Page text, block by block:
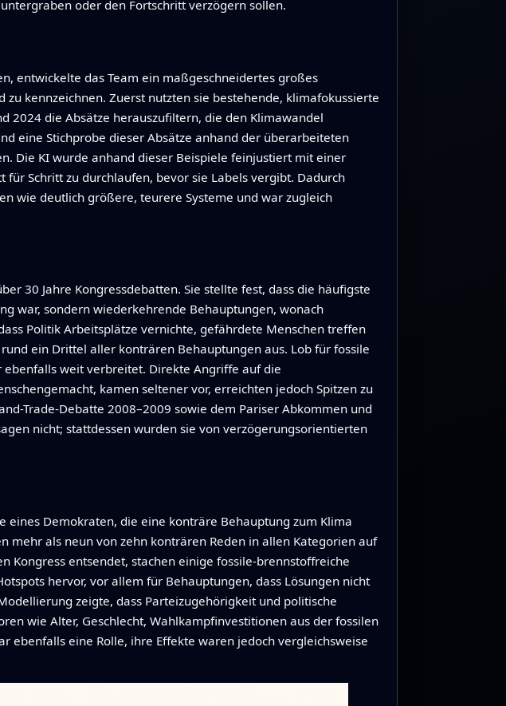
oder den Fortschritt verzögern sollen.
entwickelte das Team ein maßgeschneidertes großes
kennzeichnen. Zuerst nutzten sie bestehende, klimafokussierte
2024 die Absätze herauszufiltern, die den Klimawandel
eine Stichprobe dieser Absätze anhand der überarbeiteten
Die KI wurde anhand dieser Beispiele feinjustiert mit einer
Schritt zu durchlaufen, bevor sie Labels vergibt. Dadurch
wie deutlich größere, teurere Systeme und war zugleich
30 Jahre Kongressdebatten. Sie stellte fest, dass die häufigste
war, sondern wiederkehrende Behauptungen, wonach
Politik Arbeitsplätze vernichte, gefährdete Menschen treffen
ein Drittel aller konträren Behauptungen aus. Lob für fossile
weit verbreitet. Direkte Angriffe auf die
kamen seltener vor, erreichten jedoch Spitzen zu
Trade-Debatte 2008–2009 sowie dem Pariser Abkommen und
nicht; stattdessen wurden sie von verzögerungsorientierten
eines Demokraten, die eine konträre Behauptung zum Klima
mehr als neun von zehn konträren Reden in allen Kategorien auf
Kongress entsendet, stachen einige fossile‑brennstoffreiche
hervor, vor allem für Behauptungen, dass Lösungen nicht
zeigte, dass Parteizugehörigkeit und politische
wie Alter, Geschlecht, Wahlkampfinvestitionen aus der fossilen
ebenfalls eine Rolle, ihre Effekte waren jedoch vergleichsweise